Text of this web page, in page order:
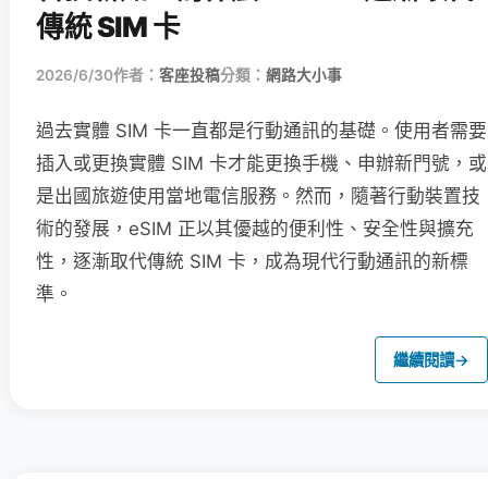
傳統 SIM 卡
2026/6/30作者： 客座投稿分類： 網路大小事
過去實體 SIM 卡一直都是行動通訊的基礎。使用者需要
插入或更換實體 SIM 卡才能更換手機、申辦新門號，或
是出國旅遊使用當地電信服務。然而，隨著行動裝置技
術的發展，eSIM 正以其優越的便利性、安全性與擴充
性，逐漸取代傳統 SIM 卡，成為現代行動通訊的新標
準。
繼續閱讀→